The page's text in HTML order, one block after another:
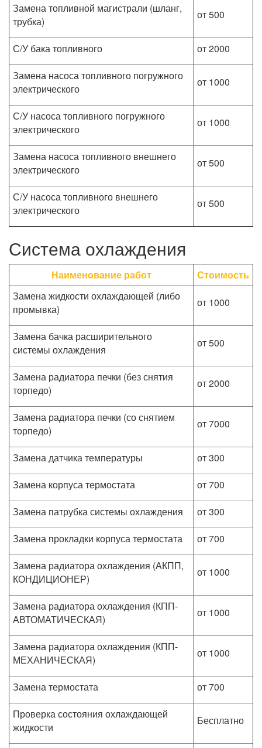
Замена топливной магистрали (шланг,
трубка)
от 500
С/У бака топливного
от 2000
Замена насоса топливного погружного
электрического
от 1000
С/У насоса топливного погружного
электрического
от 1000
Замена насоса топливного внешнего
электрического
от 500
С/У насоса топливного внешнего
электрического
от 500
Система охлаждения
Наименование работ
Стоимость
Замена жидкости охлаждающей (либо
промывка)
от 1000
Замена бачка расширительного
системы охлаждения
от 500
Замена радиатора печки (без снятия
торпедо)
от 2000
Замена радиатора печки (со снятием
торпедо)
от 7000
Замена датчика температуры
от 300
Замена корпуса термостата
от 700
Замена патрубка системы охлаждения
от 300
Замена прокладки корпуса термостата
от 700
Замена радиатора охлаждения (АКПП,
КОНДИЦИОНЕР)
от 1000
Замена радиатора охлаждения (КПП-
АВТОМАТИЧЕСКАЯ)
от 1000
Замена радиатора охлаждения (КПП-
МЕХАНИЧЕСКАЯ)
от 1000
Замена термостата
от 700
Проверка состояния охлаждающей
жидкости
Бесплатно